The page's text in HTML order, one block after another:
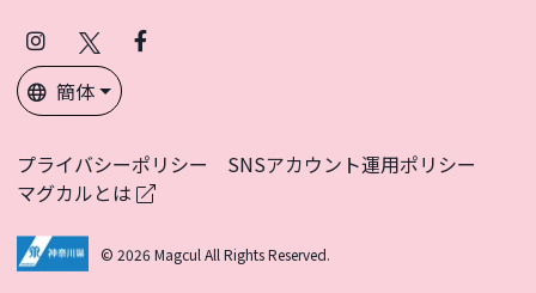
Instagram
(Twitter)
Facebook
簡体
プライバシーポリシー
SNSアカウント運用ポリシー
マグカルとは
© 2026 Magcul All Rights Reserved.